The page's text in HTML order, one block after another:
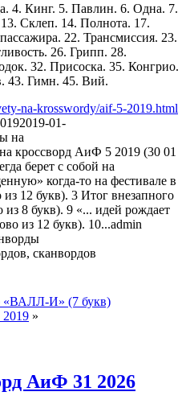
4. Кинг. 5. Павлин. 6. Одна. 7.
Склеп. 14. Полнота. 17.
22. Трансмиссия. 23.
26. Грипп. 28.
32. Присоска. 35. Конгрио.
43. Гимн. 45. Вий.
na-krosswordy/aif-5-2019.html
2019-01-
на
кроссворд АиФ 5 2019 (30 01
берет с собой на
когда-то на фестивале в
из 12 букв). 3 Итог внезапного
из 8 букв). 9 «... идей рождает
из 12 букв). 10...admin
«ВАЛЛ-И» (7 букв)
»
АиФ 31 2026